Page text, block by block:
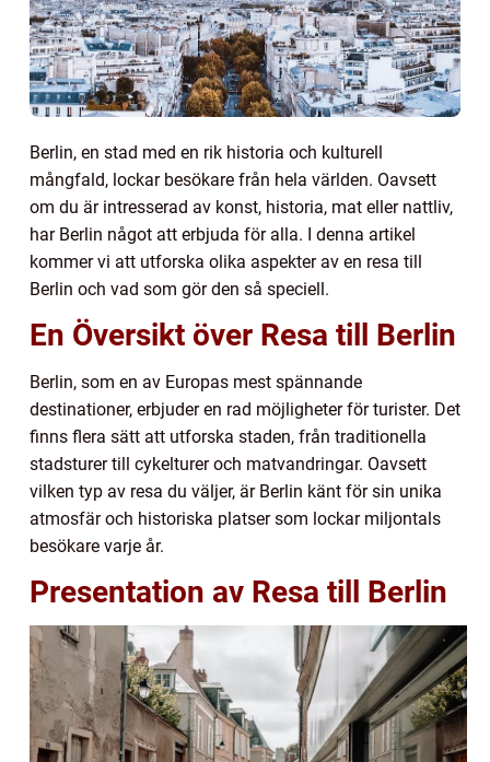
Berlin, en stad med en rik historia och kulturell
mångfald, lockar besökare från hela världen. Oavsett
om du är intresserad av konst, historia, mat eller nattliv,
har Berlin något att erbjuda för alla. I denna artikel
kommer vi att utforska olika aspekter av en resa till
Berlin och vad som gör den så speciell.
En Översikt över Resa till Berlin
Berlin, som en av Europas mest spännande
destinationer, erbjuder en rad möjligheter för turister. Det
finns flera sätt att utforska staden, från traditionella
stadsturer till cykelturer och matvandringar. Oavsett
vilken typ av resa du väljer, är Berlin känt för sin unika
atmosfär och historiska platser som lockar miljontals
besökare varje år.
Presentation av Resa till Berlin